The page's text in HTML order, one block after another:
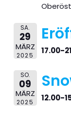
SA.
29
MÄRZ
2025 17.00-
SO.
09
MÄRZ
2025 12.00-